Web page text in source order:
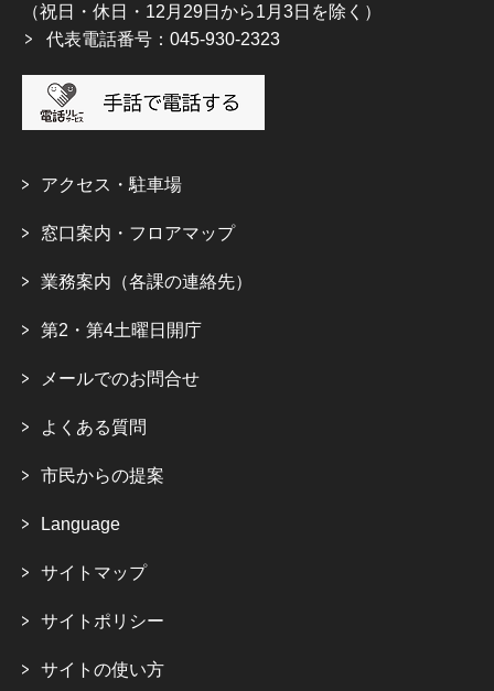
（祝日・休日・12月29日から1月3日を除く）
代表電話番号：045-930-2323
アクセス・駐車場
窓口案内・フロアマップ
業務案内（各課の連絡先）
第2・第4土曜日開庁
メールでのお問合せ
よくある質問
市民からの提案
Language
サイトマップ
サイトポリシー
サイトの使い方